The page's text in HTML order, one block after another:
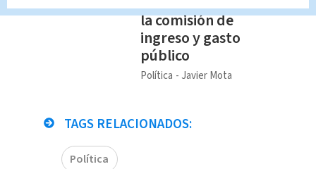
la comisión de
ingreso y gasto
público
Política Javier Mota
TAGS RELACIONADOS:
Política